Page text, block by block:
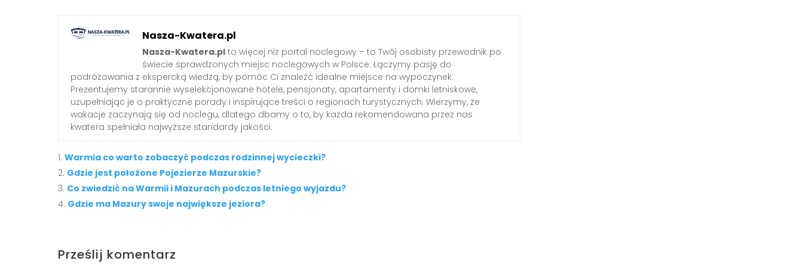
Nasza-Kwatera.pl
Nasza-Kwatera.pl to więcej niż portal noclegowy – to Twój osobisty przewodnik po
świecie sprawdzonych miejsc noclegowych w Polsce. Łączymy pasję do
podróżowania z ekspercką wiedzą, by pomóc Ci znaleźć idealne miejsce na wypoczynek.
Prezentujemy starannie wyselekcjonowane hotele, pensjonaty, apartamenty i domki letniskowe,
uzupełniając je o praktyczne porady i inspirujące treści o regionach turystycznych. Wierzymy, że
wakacje zaczynają się od noclegu, dlatego dbamy o to, by każda rekomendowana przez nas
kwatera spełniała najwyższe standardy jakości.
Warmia co warto zobaczyć podczas rodzinnej wycieczki?
Gdzie jest położone Pojezierze Mazurskie?
Co zwiedzić na Warmii i Mazurach podczas letniego wyjazdu?
Gdzie ma Mazury swoje największe jeziora?
Prześlij komentarz